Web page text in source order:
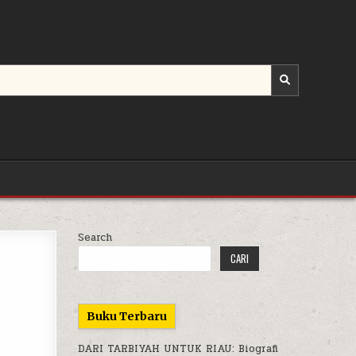
Search
CARI
Buku Terbaru
DARI TARBIYAH UNTUK RIAU: Biografi